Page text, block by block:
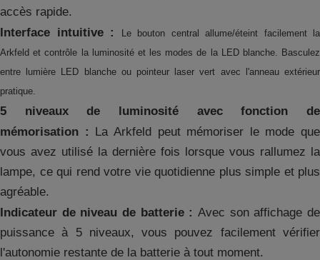
accès rapide.
Interface intuitive :
Le bouton central allume/éteint facilement la
Arkfeld et contrôle la luminosité et les modes de la LED blanche. Basculez
entre lumière LED blanche ou pointeur laser vert avec l'anneau extérieur
pratique.
5 niveaux de luminosité avec fonction de
mémorisation :
La Arkfeld peut mémoriser le mode que
vous avez utilisé la dernière fois lorsque vous rallumez la
lampe, ce qui rend votre vie quotidienne plus simple et plus
agréable.
Indicateur de niveau de batterie : Avec son affichage de
puissance à 5 niveaux, vous pouvez facilement vérifier
l'autonomie restante de la batterie à tout moment.